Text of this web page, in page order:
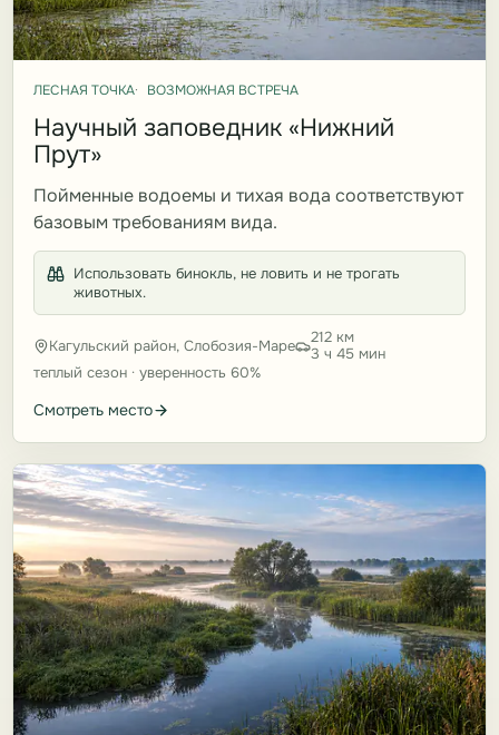
ЛЕСНАЯ ТОЧКА ВОЗМОЖНАЯ ВСТРЕЧА
Научный заповедник «Нижний
Прут»
Пойменные водоемы и тихая вода соответствуют
базовым требованиям вида.
Использовать бинокль, не ловить и не трогать
животных.
Кагульский район, Слобозия-Маре
212 км
3 ч 45 мин
теплый сезон · уверенность 60%
Смотреть место